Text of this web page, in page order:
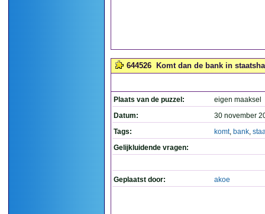
644526 Komt dan de bank in
Plaats van de puzzel:
eigen maaksel
Datum:
30 november
Tags:
komt, bank,
Gelijkluidende vragen:
Geplaatst door: akoe